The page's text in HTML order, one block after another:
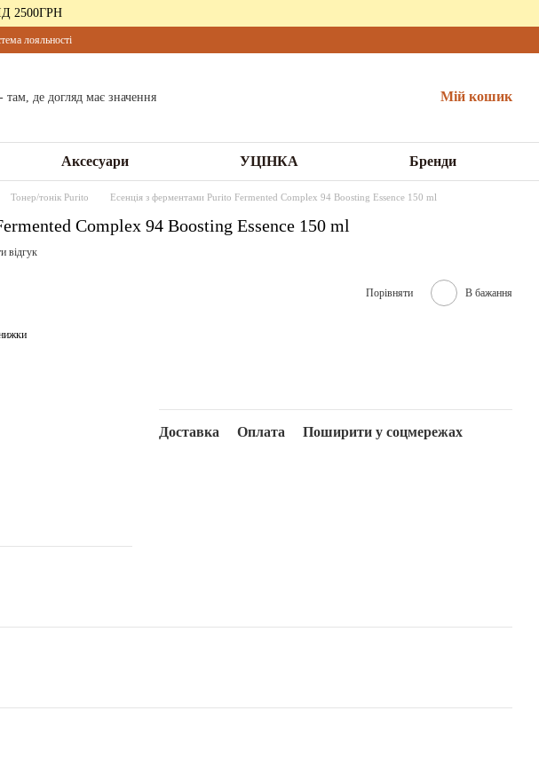
2500ГРН
лояльності
Мій кошик
Аксесуари УЦІНКА Бренди
Тонер/тонік Purito Есенція з ферментами Purito Fermented Complex 94 Boosting Essence 150 ml
Complex 94 Boosting Essence 150 ml
відгук
Порівняти В бажання
Доставка Оплата Поширити у соцмережах